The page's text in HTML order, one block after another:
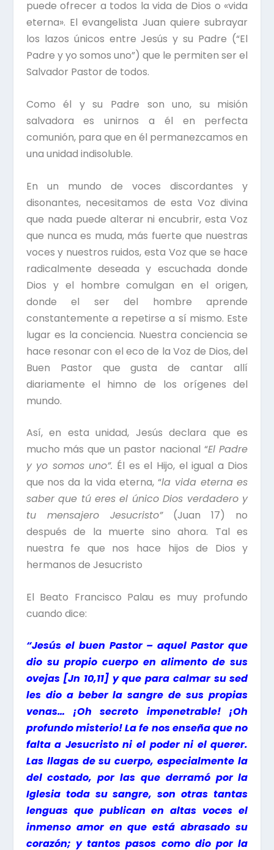
puede ofrecer a todos la vida de Dios o «vida
eterna». El evangelista Juan quiere subrayar
los lazos únicos entre Jesús y su Padre (“El
Padre y yo somos uno”) que le permiten ser el
Salvador Pastor de todos.
Como él y su Padre son uno, su misión
salvadora es unirnos a él en perfecta
comunión, para que en él permanezcamos en
una unidad indisoluble.
En un mundo de voces discordantes y
disonantes, necesitamos de esta Voz divina
que nada puede alterar ni encubrir, esta Voz
que nunca es muda, más fuerte que nuestras
voces y nuestros ruidos, esta Voz que se hace
radicalmente deseada y escuchada donde
Dios y el hombre comulgan en el origen,
donde el ser del hombre aprende
constantemente a repetirse a sí mismo. Este
lugar es la conciencia. Nuestra conciencia se
hace resonar con el eco de la Voz de Dios, del
Buen Pastor que gusta de cantar allí
diariamente el himno de los orígenes del
mundo.
Así, en esta unidad, Jesús declara que es
mucho más que un pastor nacional “El Padre
y yo somos uno”. Él es el Hijo, el igual a Dios
que nos da la vida eterna, “la vida eterna es
saber que tú eres el único Dios verdadero y
tu mensajero Jesucristo”(Juan 17) no
después de la muerte sino ahora. Tal es
nuestra fe que nos hace hijos de Dios y
hermanos de Jesucristo
El Beato Francisco Palau es muy profundo
cuando dice:
“Jesús el buen Pastor – aquel Pastor que
dio su propio cuerpo en alimento de sus
ovejas [Jn 10,11] y que para calmar su sed
les dio a beber la sangre de sus propias
venas… ¡Oh secreto impenetrable! ¡Oh
profundo misterio! La fe nos enseña que no
falta a Jesucristo ni el poder ni el querer.
Las llagas de su cuerpo, especialmente la
del costado, por las que derramó por la
Iglesia toda su sangre, son otras tantas
lenguas que publican en altas voces el
inmenso amor en que está abrasado su
corazón; y tantos pasos como dio por la